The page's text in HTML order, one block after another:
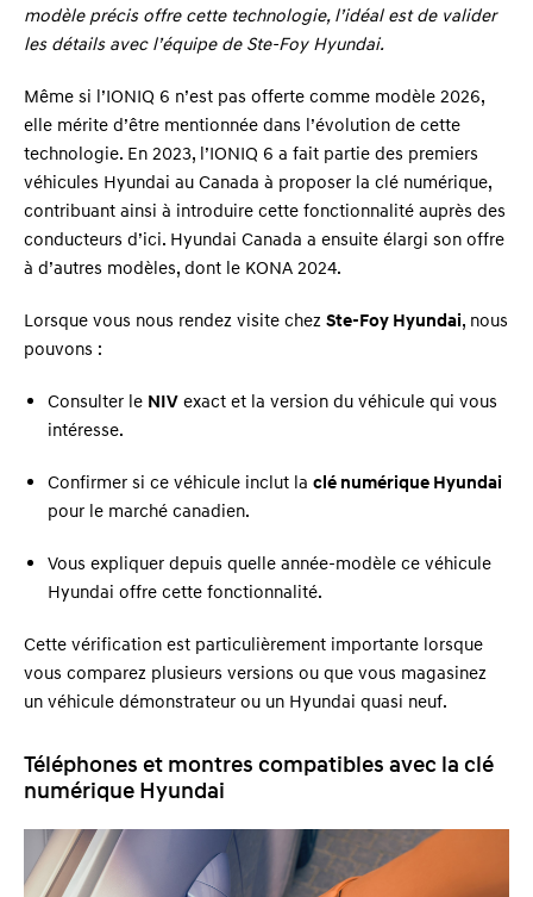
modèle précis offre cette technologie, l’idéal est de valider
les détails avec l’équipe de Ste-Foy Hyundai.
Même si l’IONIQ 6 n’est pas offerte comme modèle 2026,
elle mérite d’être mentionnée dans l’évolution de cette
technologie. En 2023, l’IONIQ 6 a fait partie des premiers
véhicules Hyundai au Canada à proposer la clé numérique,
contribuant ainsi à introduire cette fonctionnalité auprès des
conducteurs d’ici. Hyundai Canada a ensuite élargi son offre
à d’autres modèles, dont le KONA 2024.
Lorsque vous nous rendez visite chez Ste-Foy Hyundai, nous
pouvons :
Consulter le NIV exact et la version du véhicule qui vous
intéresse.
Confirmer si ce véhicule inclut la clé numérique Hyundai
pour le marché canadien.
Vous expliquer depuis quelle année-modèle ce véhicule
Hyundai offre cette fonctionnalité.
Cette vérification est particulièrement importante lorsque
vous comparez plusieurs versions ou que vous magasinez
un véhicule démonstrateur ou un Hyundai quasi neuf.
Téléphones et montres compatibles avec la clé
numérique Hyundai